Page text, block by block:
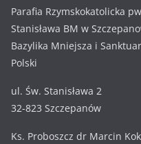
Parafia Rzymskokatolicka
Stanisława BM w
Bazylika Mniejsza i
Polski
ul. Św. Stanisława 2
32-823 Szczepanów
Ks. Proboszcz dr Marcin